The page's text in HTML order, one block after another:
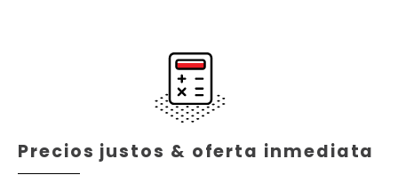
Precios justos & oferta inmediata